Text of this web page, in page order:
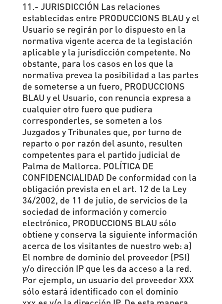
11.- JURISDICCIÓN Las relaciones
establecidas entre PRODUCCIONS BLAU y el
Usuario se regirán por lo dispuesto en la
normativa vigente acerca de la legislación
aplicable y la jurisdicción competente. No
obstante, para los casos en los que la
normativa prevea la posibilidad a las partes
de someterse a un fuero, PRODUCCIONS
BLAU y el Usuario, con renuncia expresa a
cualquier otro fuero que pudiera
corresponderles, se someten a los
Juzgados y Tribunales que, por turno de
reparto o por razón del asunto, resulten
competentes para el partido judicial de
Palma de Mallorca. POLÍTICA DE
CONFIDENCIALIDAD De conformidad con la
obligación prevista en el art. 12 de la Ley
34/2002, de 11 de julio, de servicios de la
sociedad de información y comercio
electrónico, PRODUCCIONS BLAU sólo
obtiene y conserva la siguiente información
acerca de los visitantes de nuestro web: a)
El nombre de dominio del proveedor (PSI)
y/o dirección IP que les da acceso a la red.
Por ejemplo, un usuario del proveedor XXX
sólo estará identificado con el dominio